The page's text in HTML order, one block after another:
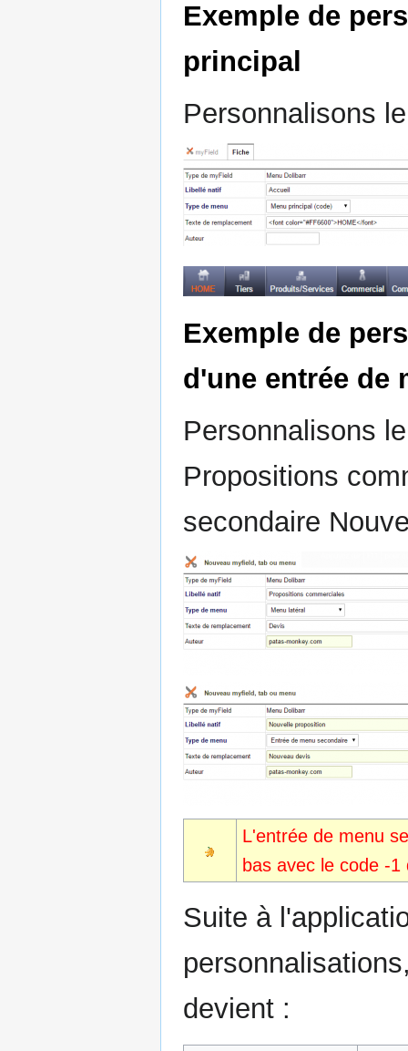
Exemple de
principal
Personnalisons
Exemple de
d'une entrée de
Personnalisons
Propositions
secondaire
L'entrée de menu
bas avec le code -
Suite à
devient :